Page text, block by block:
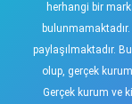
herhangi bir
paylaşılmaktadır.
olup, gerçek
Gerçek kurum ve